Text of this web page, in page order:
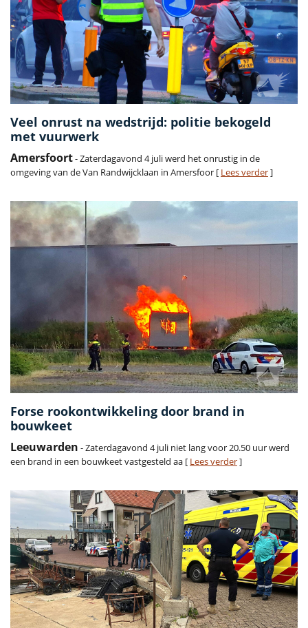
Veel onrust na wedstrijd: politie bekogeld
met vuurwerk
Amersfoort- Zaterdagavond 4 juli werd het onrustig in de
omgeving van de Van Randwijcklaan in Amersfoor [ Lees verder]
Forse rookontwikkeling door brand in
bouwkeet
Leeuwarden - Zaterdagavond 4 juli niet lang voor 20.50 uur werd
een brand in een bouwkeet vastgesteld aa [ Lees verder]